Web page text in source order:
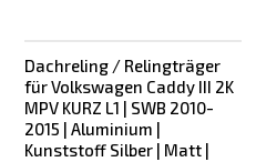
Dachreling / Relingträger
für Volkswagen Caddy III 2K
MPV KURZ L1 | SWB 2010-
2015 | Aluminium |
Kunststoff Silber | Matt |